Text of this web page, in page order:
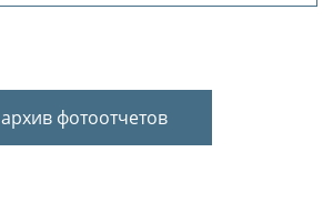
архив фотоотчетов